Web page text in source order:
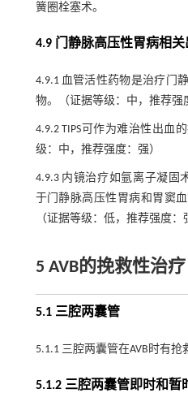
簧圈栓塞术。
4.9 门静脉高压性胃病相
4.9.1 血管活性药物是治疗门
物。（证据等级：中，推荐强
4.9.2 TIPS可作为难治性出血
级：中，推荐强度：强）
4.9.3 内镜治疗如氩离子凝固
于门静脉高压性胃病和胃窦
（证据等级：低，推荐强度：
5 AVB的挽救性治疗
5.1 三腔两囊管
5.1.1 三腔两囊管在AVB时有抢
5.1.2 三腔两囊管即时和暂